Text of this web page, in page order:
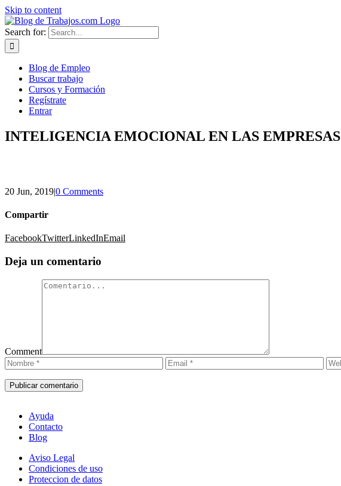
Skip to content
Search for:
Blog de Empleo
Buscar trabajo
Cursos y Formación
Regístrate
Entrar
INTELIGENCIA EMOCIONAL EN LAS EMPRESAS
20 Jun, 2019|0 Comments
Compartir
FacebookTwitterLinkedInEmail
Deja un comentario
Comment
Ayuda
Contacto
Blog
Aviso Legal
Condiciones de uso
Proteccion de datos